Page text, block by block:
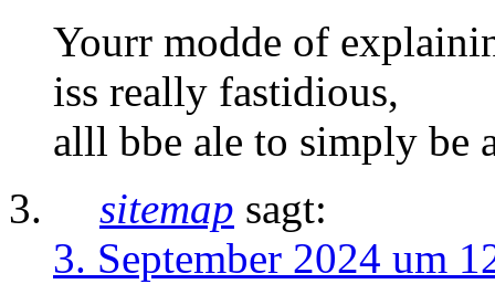
Yourr modde of
iss really fastidious,
alll bbe ale to simply be
sitemap sagt:
3. September 2024 um